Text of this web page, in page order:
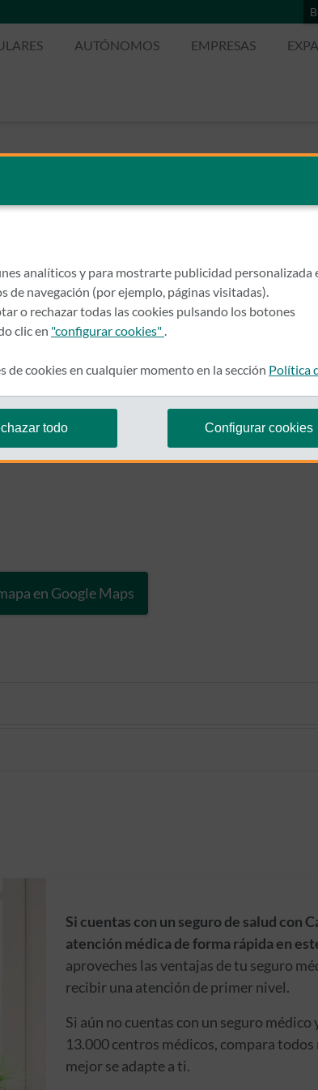
AUTÓNOMOS EMPRESAS
en Google Maps
Si cuentas con un seguro de salud con
atención médica de forma rápida en
aproveches las ventajas de tu seguro
recibir una atención de primer nivel.
Si aún no cuentas con un seguro
13.000 centros médicos, compara
mejor se adapte a ti.
analíticos y para mostrarte publicidad personalizada
de navegación (por ejemplo, páginas visitadas).
o rechazar todas las cookies pulsando los botones
clic en "configurar cookies" .
de cookies en cualquier momento en la sección Política
todo Configurar cookies